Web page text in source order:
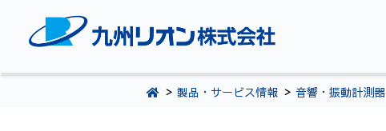
製品・サービス情報 音響・振動計測器